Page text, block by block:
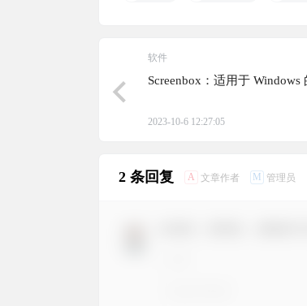
软件
Screenbox：适用于
2023-10-6 12:27:05
2 条回复 A 文章作者 M 管理员